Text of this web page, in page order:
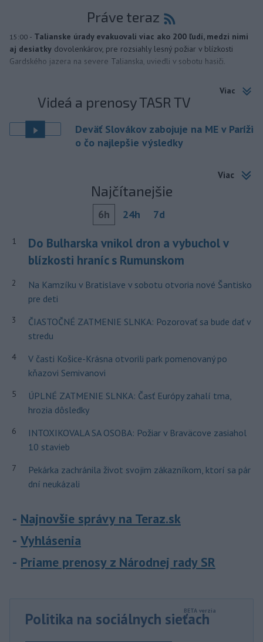
Práve teraz
15:00 - Talianske úrady evakuovali viac ako 200 ľudí, medzi nimi
aj desiatky dovolenkárov, pre rozsiahly lesný požiar v blízkosti
Gardského jazera na severe Talianska, uviedli v sobotu hasiči.
Viac
Videá a prenosy TASR TV
Deväť Slovákov zabojuje na ME v Paríži
o čo najlepšie výsledky
Viac
Najčítanejšie
6h 24h 7d
1
Do Bulharska vnikol dron a vybuchol v
blízkosti hraníc s Rumunskom
2
Na Kamzíku v Bratislave v sobotu otvoria nové Šantisko
pre deti
3
ČIASTOČNÉ ZATMENIE SLNKA: Pozorovať sa bude dať v
stredu
4
V časti Košice-Krásna otvorili park pomenovaný po
kňazovi Semivanovi
5
ÚPLNÉ ZATMENIE SLNKA: Časť Európy zahalí tma,
hrozia dôsledky
6
INTOXIKOVALA SA OSOBA: Požiar v Braväcove zasiahol
10 stavieb
7
Pekárka zachránila život svojim zákazníkom, ktorí sa pár
dní neukázali
Najnovšie správy na Teraz.sk
Vyhlásenia
Priame prenosy z Národnej rady SR
Politika na sociálnych sieťach